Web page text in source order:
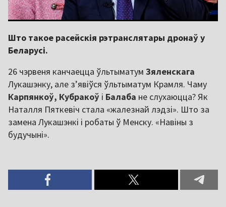
Што такое расейскія рэтранслятары дронаў у
Беларусі.
26 чэрвеня канчаецца ўльтыматум Зяленскага
Лукашэнку, але з’явіўся ўльтыматум Крамля. Чаму
Карпянкоў, Кубракоў і Балаба не слухаюцца? Як
Наталля Пяткевіч стала «жалезнай лэдзі». Што за
замена Лукашэнкі і робаты ў Менску. «Навіны з
будучыні».